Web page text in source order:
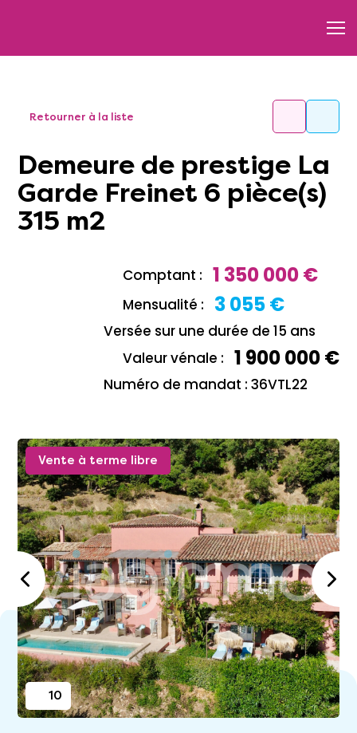
Retourner à la liste
Demeure de prestige La
Garde Freinet 6 pièce(s)
315 m2
Comptant : 1 350 000 €
Mensualité : 3 055 €
Versée sur une durée de 15 ans
Valeur vénale : 1 900 000 €
Numéro de mandat : 36VTL22
Vente à terme libre
10